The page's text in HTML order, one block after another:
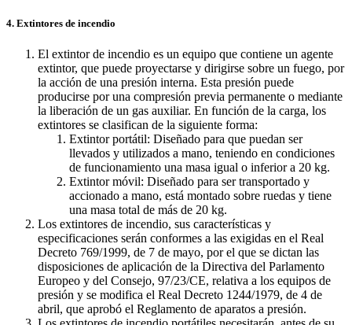
4. Extintores de incendio
El extintor de incendio es un equipo que contiene un agente
extintor, que puede proyectarse y dirigirse sobre un fuego, por
la acción de una presión interna. Esta presión puede
producirse por una compresión previa permanente o mediante
la liberación de un gas auxiliar. En función de la carga, los
extintores se clasifican de la siguiente forma:
Extintor portátil: Diseñado para que puedan ser
llevados y utilizados a mano, teniendo en condiciones
de funcionamiento una masa igual o inferior a 20 kg.
Extintor móvil: Diseñado para ser transportado y
accionado a mano, está montado sobre ruedas y tiene
una masa total de más de 20 kg.
Los extintores de incendio, sus características y
especificaciones serán conformes a las exigidas en el Real
Decreto 769/1999, de 7 de mayo, por el que se dictan las
disposiciones de aplicación de la Directiva del Parlamento
Europeo y del Consejo, 97/23/CE, relativa a los equipos de
presión y se modifica el Real Decreto 1244/1979, de 4 de
abril, que aprobó el Reglamento de aparatos a presión.